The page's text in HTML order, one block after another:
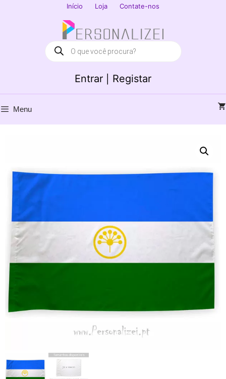
Início Loja Contate-nos
Entrar | Registar
Products
search
Menu